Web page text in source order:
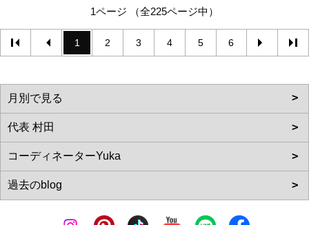
1ページ （全225ページ中）
1 2 3 4 5 6